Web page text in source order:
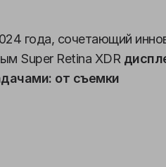
года, сочетающий
Super Retina XDR
от съемки